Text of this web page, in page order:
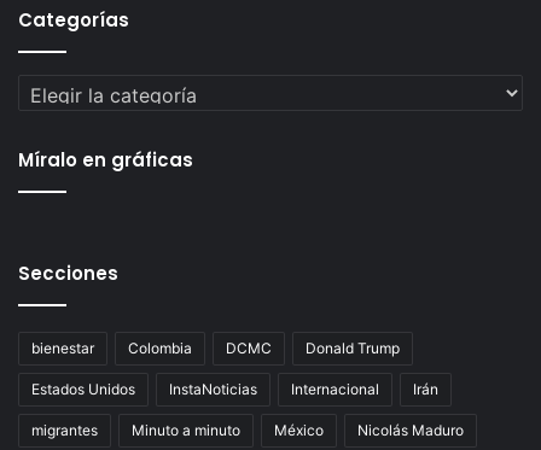
Categorías
Categorías
Míralo en gráficas
Secciones
bienestar Colombia DCMC Donald Trump
Estados Unidos InstaNoticias Internacional Irán
migrantes Minuto a minuto México Nicolás Maduro